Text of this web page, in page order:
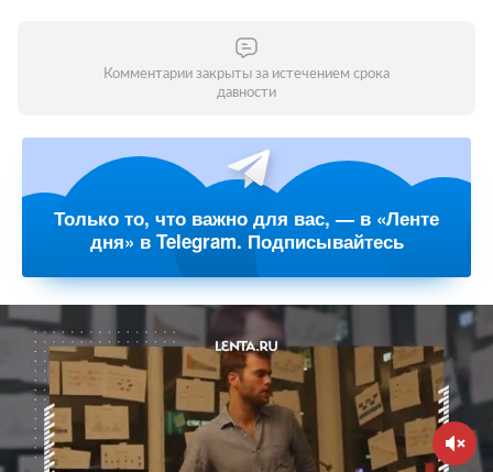
Комментарии закрыты за истечением срока
давности
Только то, что важно для вас, — в «Ленте
дня» в Telegram. Подписывайтесь